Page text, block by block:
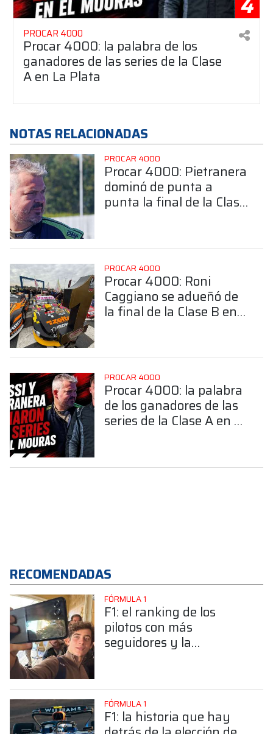
PROCAR 4000
Procar 4000: la palabra de los
ganadores de las series de la Clase
A en La Plata
NOTAS RELACIONADAS
PROCAR 4000
Procar 4000: Pietranera
dominó de punta a
punta la final de la Clase
PROCAR 4000
Procar 4000: Roni
Caggiano se adueñó de
la final de la Clase B en
PROCAR 4000
Procar 4000: la palabra
de los ganadores de las
series de la Clase A en La
RECOMENDADAS
FÓRMULA 1
F1: el ranking de los
pilotos con más
seguidores y la
FÓRMULA 1
F1: la historia que hay